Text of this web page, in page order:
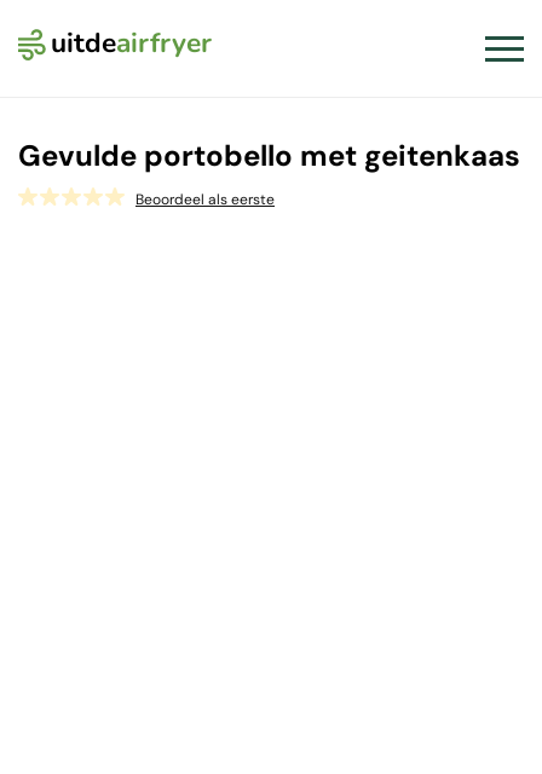
uitdeairfryerLogo Uit de Airfryer
Gevulde portobello met geitenkaas
Beoordeel als eerste